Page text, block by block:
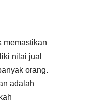
memastikan
nilai jual
orang.
adalah